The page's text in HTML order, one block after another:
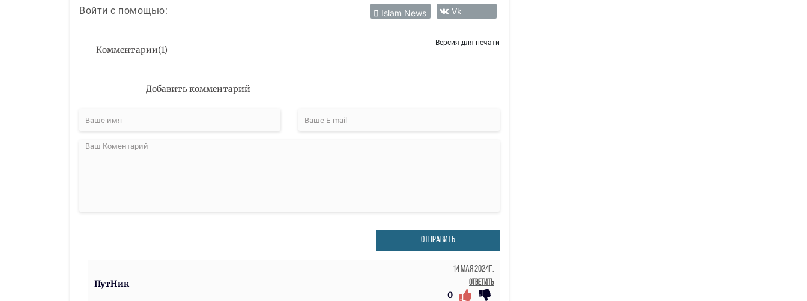
Войти с помощью: Islam News Vk
Комментарии(1)
Версия для печати
Добавить комментарий
ОТПРАВИТЬ
ПутНик
14 Мая 2024г.
Ответить
0